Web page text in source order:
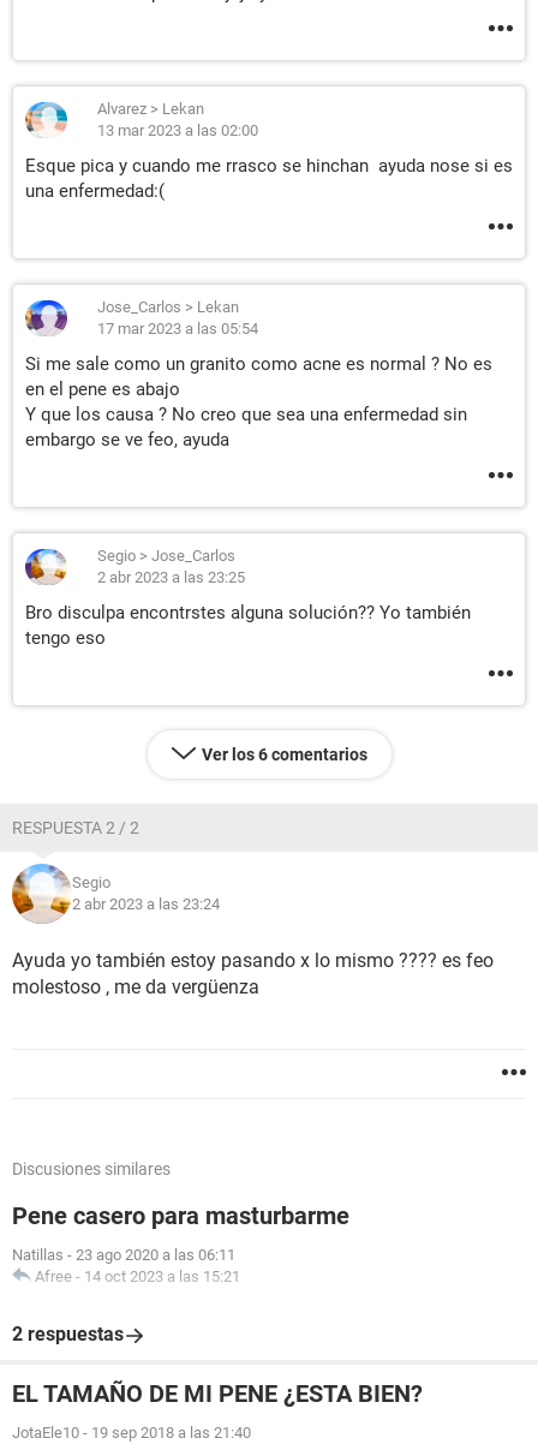
Alvarez > Lekan
13 mar 2023 a las 02:00
Esque pica y cuando me rrasco se hinchan ayuda nose si es
una enfermedad:(
Jose_Carlos > Lekan
17 mar 2023 a las 05:54
Si me sale como un granito como acne es normal ? No es
en el pene es abajo
Y que los causa ? No creo que sea una enfermedad sin
embargo se ve feo, ayuda
Segio > Jose_Carlos
2 abr 2023 a las 23:25
Bro disculpa encontrstes alguna solución?? Yo también
tengo eso
Ver los 6 comentarios
RESPUESTA 2 / 2
Segio
2 abr 2023 a las 23:24
Ayuda yo también estoy pasando x lo mismo ???? es feo
molestoso , me da vergüenza
Discusiones similares
Pene casero para masturbarme
Natillas - 23 ago 2020 a las 06:11
Afree - 14 oct 2023 a las 15:21
2 respuestas
EL TAMAÑO DE MI PENE ¿ESTA BIEN?
JotaEle10 - 19 sep 2018 a las 21:40